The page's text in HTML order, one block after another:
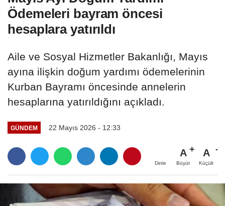
Ödemeleri bayram öncesi
hesaplara yatırıldı
Aile ve Sosyal Hizmetler Bakanlığı, Mayıs
ayına ilişkin doğum yardımı ödemelerinin
Kurban Bayramı öncesinde annelerin
hesaplarına yatırıldığını açıkladı.
GÜNDEM 22 Mayıs 2026 - 12:33
Dinle
A
Büyüt
A
Küçült